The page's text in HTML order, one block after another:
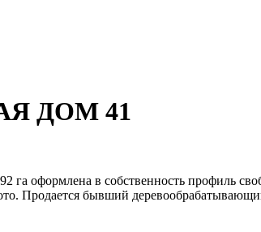
ДОМ 41
га оформлена в собственность профиль
Продается бывший